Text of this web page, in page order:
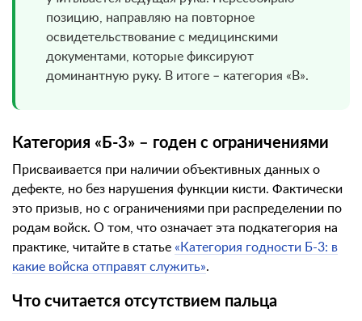
позицию, направляю на повторное
освидетельствование с медицинскими
документами, которые фиксируют
доминантную руку. В итоге – категория «В».
Категория «Б-3» – годен с ограничениями
Присваивается при наличии объективных данных о
дефекте, но без нарушения функции кисти. Фактически
это призыв, но с ограничениями при распределении по
родам войск. О том, что означает эта подкатегория на
практике, читайте в статье «Категория годности Б-3: в
какие войска отправят служить».
Что считается отсутствием пальца